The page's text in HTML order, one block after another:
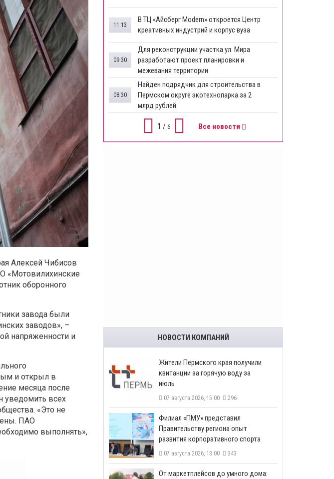
Алексей Чибисов
«Мотовилихинские
оборонного
завода были
заводов», –
напряженности и
и открыл в
месяца после
уведомить всех
«Это не
ПАО
выполнять»,
​В ТЦ «Айсберг Modern» откроется Центр
креативных индустрий и корпус вуза
11:13
Для реконструкции участка ул. Мира
разработают проект планировки и
межевания территории
09:30
Найден подрядчик для строительства в
Пермском округе экотехнопарка за 2
млрд рублей
08:30
1 / 6 Все новости
НОВОСТИ КОМПАНИЙ
​Жители Пермского края получили
квитанции за горячую воду за
июль
07 августа 2026, 15:00 296
​Филиал «ПМУ» представил
Правительству региона опыт
развития корпоративного спорта
07 августа 2026, 13:00 343
От маркетплейсов до умного дома: